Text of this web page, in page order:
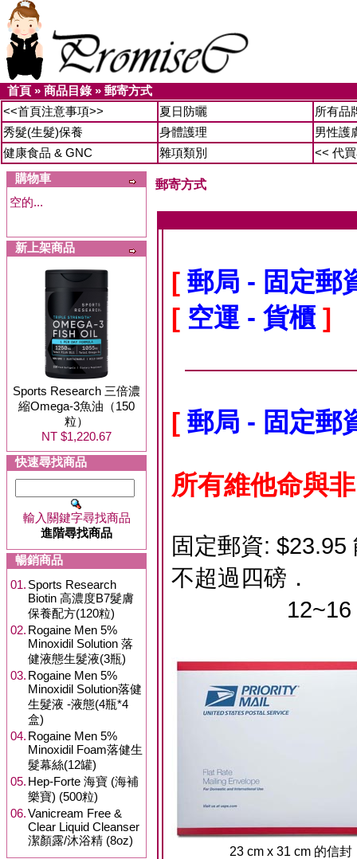
首頁 » 商品目錄» 郵寄方式
<<首頁注意事項>>
夏日防曬
所有品
秀髮(生髮)保養
身體護理
男性護
健康食品 & GNC
雜項類別
<< 代
購物車
空的...
新上架商品
Sports Research 三倍濃
縮Omega-3魚油（150
粒）
NT $1,220.67
快速尋找商品
輸入關鍵字尋找商品
進階尋找商品
暢銷商品
01. Sports Research
Biotin 高濃度B7髮膚
保養配方(120粒)
02. Rogaine Men 5%
Minoxidil Solution 落
健液態生髮液(3瓶)
03. Rogaine Men 5%
Minoxidil Solution落健
生髮液 -液態(4瓶*4
盒)
04. Rogaine Men 5%
Minoxidil Foam落健生
髮幕絲(12罐)
05. Hep-Forte 海寶 (海補
樂寶) (500粒)
06.Vanicream Free &
Clear Liquid Cleanser
潔顏露/沐浴精 (8oz)
郵寄方式
[ 郵局 - 固定郵
[ 空運 - 貨櫃 ]
[ 郵局 - 固定郵
所有維他命與
固定郵資:
不超過四磅．
12~16 天左
23 cm x 31 cm 的信封